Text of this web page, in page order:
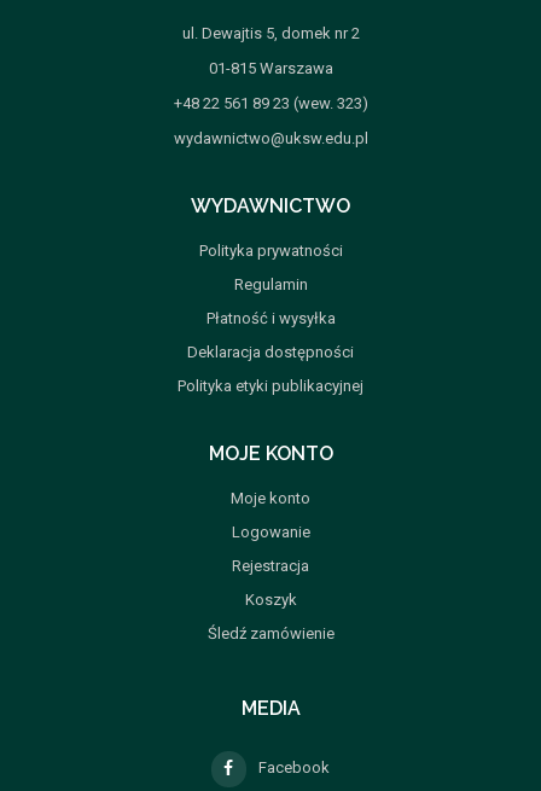
ul. Dewajtis 5, domek nr 2
01-815 Warszawa
+48 22 561 89 23 (wew. 323)
wydawnictwo@uksw.edu.pl
WYDAWNICTWO
Polityka prywatności
Regulamin
Płatność i wysyłka
Deklaracja dostępności
Polityka etyki publikacyjnej
MOJE KONTO
Moje konto
Logowanie
Rejestracja
Koszyk
Śledź zamówienie
MEDIA
Facebook